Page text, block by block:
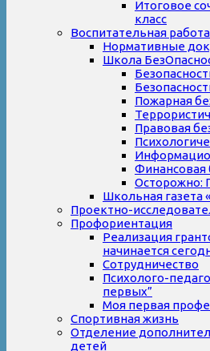
Итоговое
класс
Воспитательная работа
Нормативные
Школа
Пожарная
Правовая
Финансовая
Школьная газета
Проектно-
Профориентация
Реализация
начинается
Сотрудничество
Психолого-
первых”
Моя первая
Спортивная жизнь
Отделение
детей